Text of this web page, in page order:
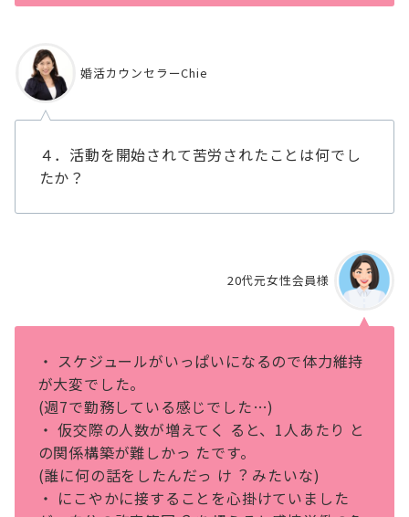
婚活カウンセラーChie
４．活動を開始されて苦労されたことは何でし
たか？
20代元女性会員様
・ スケジュールがいっぱいになるので体⼒維持
が⼤変でした。
(週7で勤務している感じでした…)
・ 仮交際の⼈数が増えてく ると、1⼈あたり と
の関係構築が難しかっ たです。
(誰に何の話をしたんだっ け︖ みたいな)
・ にこやかに接することを⼼掛けていました